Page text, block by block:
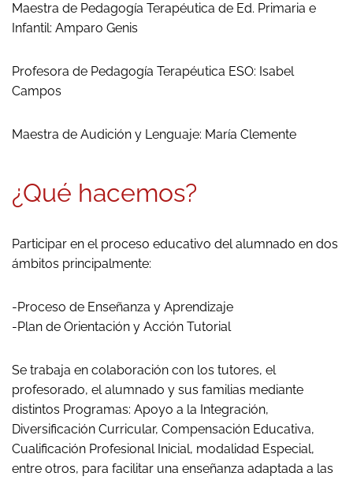
Maestra de Pedagogía Terapéutica de Ed. Primaria e
Infantil: Amparo Genis
Profesora de Pedagogía Terapéutica ESO: Isabel
Campos
Maestra de Audición y Lenguaje: María Clemente
¿Qué hacemos?
Participar en el proceso educativo del alumnado en dos
ámbitos principalmente:
-Proceso de Enseñanza y Aprendizaje
-Plan de Orientación y Acción Tutorial
Se trabaja en colaboración con los tutores, el
profesorado, el alumnado y sus familias mediante
distintos Programas: Apoyo a la Integración,
Diversificación Curricular, Compensación Educativa,
Cualificación Profesional Inicial, modalidad Especial,
entre otros, para facilitar una enseñanza adaptada a las